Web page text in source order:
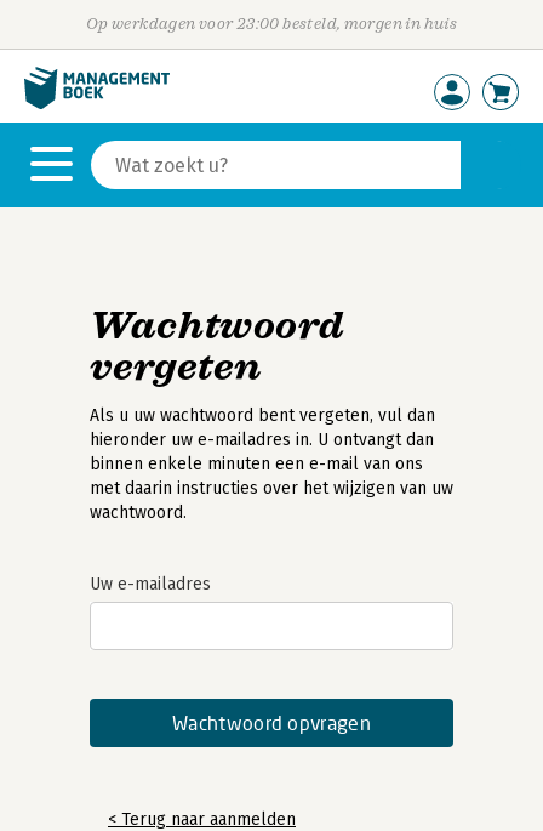
Op werkdagen voor 23:00 besteld, morgen in huis
Wachtwoord
vergeten
Als u uw wachtwoord bent vergeten, vul dan
hieronder uw e-mailadres in. U ontvangt dan
binnen enkele minuten een e-mail van ons
met daarin instructies over het wijzigen van uw
wachtwoord.
Uw e-mailadres
< Terug naar aanmelden